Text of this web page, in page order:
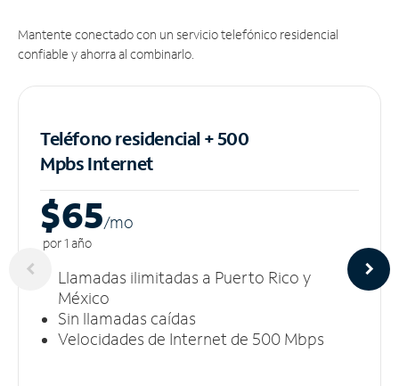
Mantente conectado con un servicio telefónico residencial
confiable y ahorra al combinarlo.
Teléfono residencial + 500
MpbsInternet
$65/mo
por 1 año
Llamadas ilimitadas a Puerto Rico y
México
Sin llamadas caídas
Velocidades de Internet de 500 Mbps